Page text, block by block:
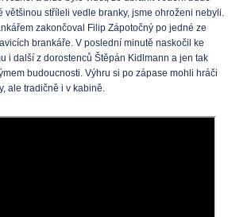
většinou stříleli vedle branky, jsme ohroženi nebyli.
zakončoval Filip Zápotočný po jedné ze
brankáře. V poslední minutě naskočil ke
i další z dorostenců Štěpán Kidlmann a jen tak
budoucnosti. Výhru si po zápase mohli hráči
ale tradičně i v kabině.